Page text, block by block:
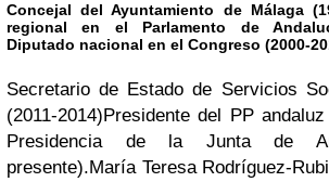
Concejal del Ayuntamiento de Málaga
regional en el Parlamento de
Diputado nacional en el Congreso (2000-
Secretario de Estado de Servicios
(2011-2014)Presidente del PP
Presidencia de la Junta de
presente).María Teresa Rodríguez-